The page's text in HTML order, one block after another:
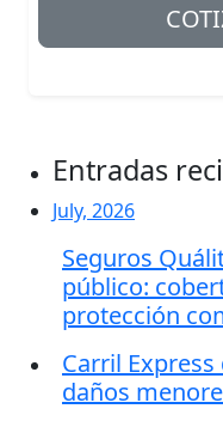
Entradas
July, 2026
Seguros
público:
protección
Carril
daños